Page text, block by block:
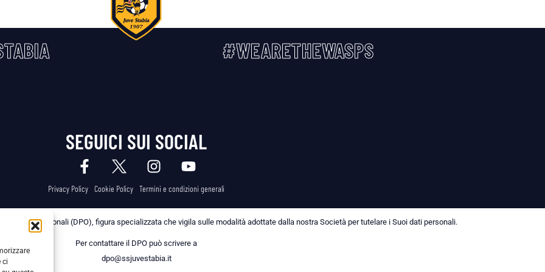
ci
#WEARETHEWASPS
SEGUICI SUI SOCIAL
Privacy Policy Cookie Policy Termini e condizioni generali
dei Dati Personali (DPO), figura specializzata che vigila sulle modalità adottate dalla nostra Società per tutelare i Suoi dati personali.
Per contattare il DPO può scrivere a
dpo@ssjuvestabia.it